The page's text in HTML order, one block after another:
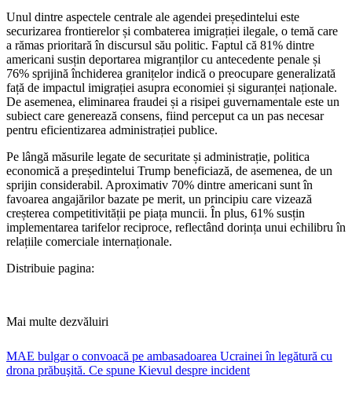
Unul dintre aspectele centrale ale agendei președintelui este
securizarea frontierelor și combaterea imigrației ilegale, o temă care
a rămas prioritară în discursul său politic. Faptul că 81% dintre
americani susțin deportarea migranților cu antecedente penale și
76% sprijină închiderea granițelor indică o preocupare generalizată
față de impactul imigrației asupra economiei și siguranței naționale.
De asemenea, eliminarea fraudei și a risipei guvernamentale este un
subiect care generează consens, fiind perceput ca un pas necesar
pentru eficientizarea administrației publice.
Pe lângă măsurile legate de securitate și administrație, politica
economică a președintelui Trump beneficiază, de asemenea, de un
sprijin considerabil. Aproximativ 70% dintre americani sunt în
favoarea angajărilor bazate pe merit, un principiu care vizează
creșterea competitivității pe piața muncii. În plus, 61% susțin
implementarea tarifelor reciproce, reflectând dorința unui echilibru în
relațiile comerciale internaționale.
Distribuie pagina:
Mai multe dezvăluiri
MAE bulgar o convoacă pe ambasadoarea Ucrainei în legătură cu
drona prăbuşită. Ce spune Kievul despre incident